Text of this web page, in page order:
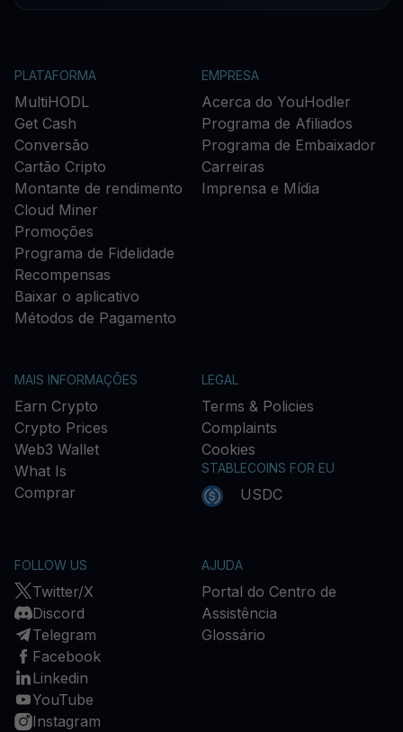
PLATAFORMA
MultiHODL
Get Cash
Conversão
Cartão Cripto
Montante de rendimento
Cloud Miner
Promoções
Programa de Fidelidade
Recompensas
Baixar o aplicativo
Métodos de Pagamento
EMPRESA
Acerca do YouHodler
Programa de Afiliados
Programa de Embaixador
Carreiras
Imprensa e Mídia
MAIS INFORMAÇÕES
Earn Crypto
Crypto Prices
Web3 Wallet
What Is
Comprar
LEGAL
Terms & Policies
Complaints
Cookies
STABLECOINS FOR EU
USDC
FOLLOW US
Twitter/X
Discord
Telegram
Facebook
Linkedin
YouTube
Instagram
AJUDA
Portal do Centro de
Assistência
Glossário